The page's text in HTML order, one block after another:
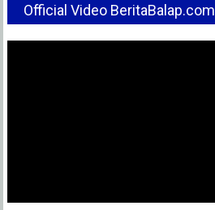
Official Video BeritaBalap.com